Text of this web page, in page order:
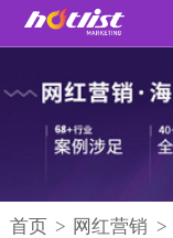
首页 > 网红营销 >